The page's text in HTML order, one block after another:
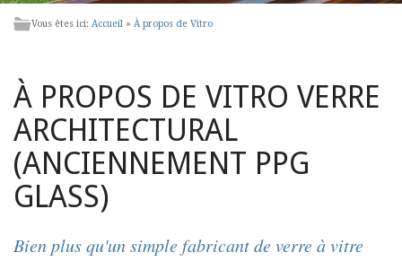
Vous êtes ici: Accueil » À propos de Vitro
À PROPOS DE VITRO VERRE
ARCHITECTURAL
(ANCIENNEMENT PPG
GLASS)
Bien plus qu'un simple fabricant de verre à vitre